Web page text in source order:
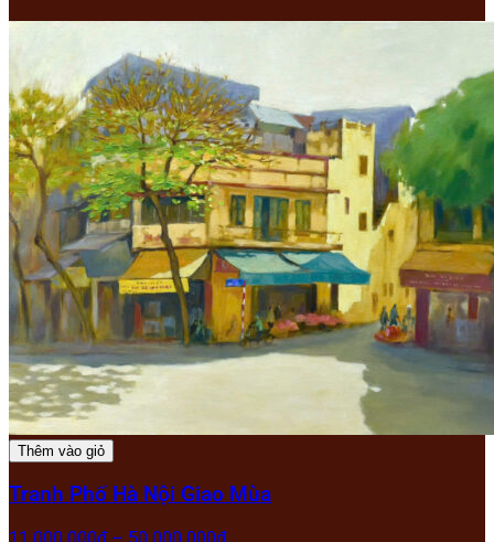
Thêm vào giỏ
Tranh Phố Hà Nội Giao Mùa